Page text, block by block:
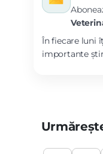
În fiecare luni
importante